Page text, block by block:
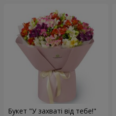
Букет "У захваті від тебе!"